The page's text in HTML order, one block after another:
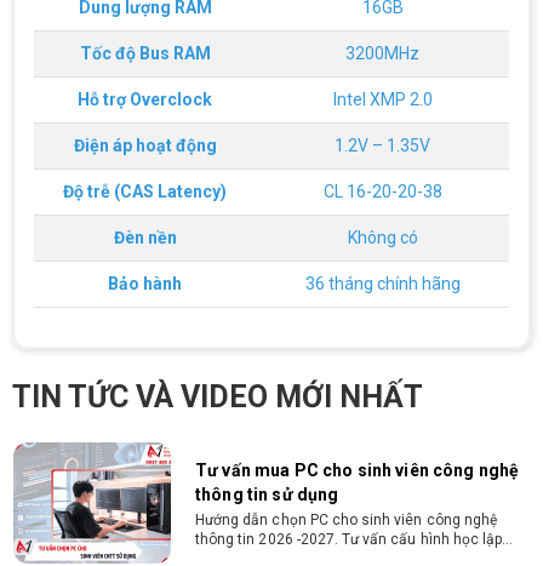
Dung lượng RAM 16GB
Tốc độ Bus RAM 3200MHz
Hỗ trợ Overclock Intel XMP 2.0
Điện áp hoạt động 1.2V – 1.35V
Độ trễ (CAS Latency) CL 16-20-20-38
Đèn nền Không có
Bảo hành 36 tháng chính hãng
TIN TỨC VÀ VIDEO MỚI NHẤT
vòng 10 phút
Cách chọn PC cho sinh viên thiết kế đồ
họa từ 2D, dựng video đến 3D
Hướng dẫn chọn PC cho sinh viên thiết kế đồ họa
từ 2D, dựng video đến 3D. Cấu hình tối ưu, dùng
bền 4 năm đại học. Tư vấn lắp đặt tại Vi Tính
Cấu hình máy tính học AutoCAD Revit
SketchUp mạnh, mượt, giá ổn
Tìm hiểu ngay cấu hình máy tính học AutoCAD
Revit SketchUp mạnh, mượt, tối ưu chi phí giúp
dân thiết kế, kiến trúc vận hành mượt mà, không
thông tin sử dụng
Hướng dẫn chọn PC cho sinh viên công nghệ
thông tin 2026 -2027. Tư vấn cấu hình học lập
Sinh viên nên mua laptop hay PC ?
Sinh viên nên mua laptop hay PC? Đây là băn
khoăn của nhiều tân sinh viên khi chọn máy học
tập. Xem ngay phân tích để chọn thiết bị chuẩn